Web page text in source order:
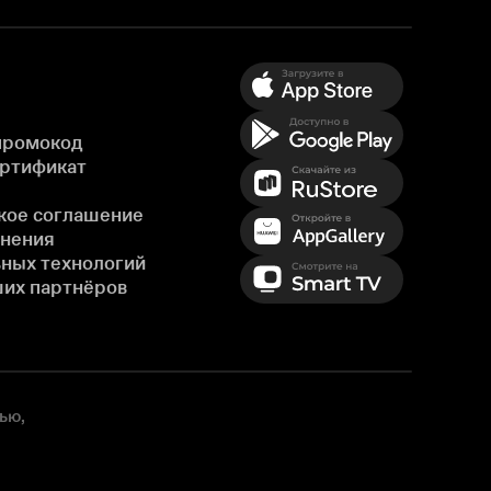
соглашение
технологий
партнёров